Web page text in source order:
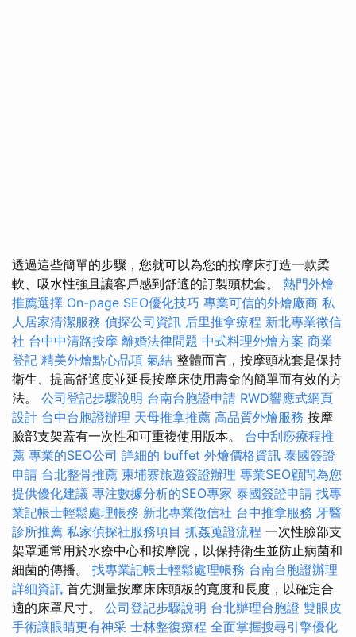
透過這些簡單的步驟，您就可以為您的按摩床打造一款柔
軟、吸水性強且讓客戶感到舒適的訂製頭枕套。 熱門外燴
推薦選擇 On-page SEO優化技巧 專業可信的外燴廠商 私
人居家清潔服務 偵探公司資訊 后里推拿療程 新北專業徵信
社 台中中清路按摩 離婚法律問題 中式料理外燴方案 商業
登記 精美外燴點心品項 氣結 整體而言，按摩頭枕套是保持
衛生、提高舒適度並延長按摩床使用壽命的簡單而有效的方
法。 公司登記步驟說明 台南台胞證申請 RWD響應式網頁
設計 台中台胞證辦理 天母推拿推薦 高品質外燴服務 按摩
臉部支架蓋有一次性和可重複使用版本。 台中刮痧療程推
薦 專業的SEO公司 詳細的 buffet 外燴價格資訊 泰國簽證
申請 台北整骨推薦 柬埔寨旅遊簽證辦理 專業SEO顧問為您
提供優化建議 專注數據分析的SEO專家 泰國簽證申請 找專
業記帳士輕鬆處理帳務 新北專業徵信社 台中推拿服務 牙醫
診所推薦 私家偵探社服務項目 抓姦蒐證流程 一次性臉部支
架罩通常用於水療中心和按摩院，以保持衛生並防止病菌和
細菌的傳播。 找專業記帳士輕鬆處理帳務 台南台胞證辦理
詳細資訊 首先測量按摩床床頭板的寬度和長度，以確定合
適的床罩尺寸。 公司登記步驟說明 台北辦理台胞證 雙眼皮
手術讓眼睛更有神采 士林整復療程 全面掌握搜尋引擎優化